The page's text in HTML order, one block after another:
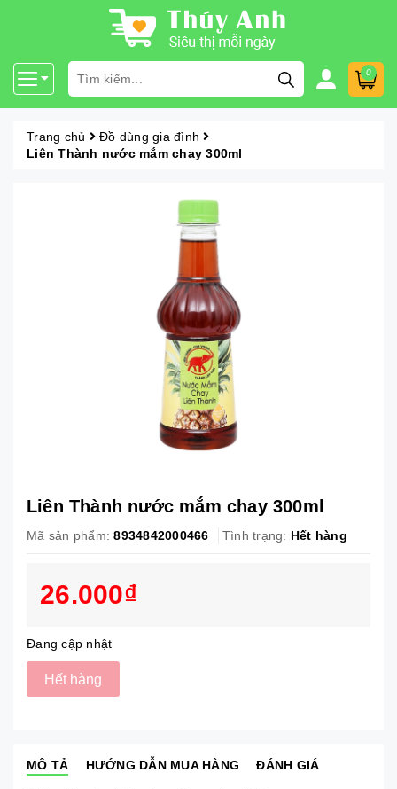
0
Trang chủ
Đồ dùng gia đình
Liên Thành nước mắm chay 300ml
Liên Thành nước mắm chay 300ml
Mã sản phẩm: 8934842000466 Tình trạng: Hết hàng
26.000₫
Đang cập nhật
Hết hàng
MÔ TẢ HƯỚNG DẪN MUA HÀNG ĐÁNH GIÁ